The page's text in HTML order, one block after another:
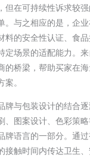
但在可持续性诉求较
。与之相应的是，企
料的安全性认证、食
定场景的适配能力。
的桥梁，帮助买家在
。
牌与包装设计的结合
、图案设计、色彩策
牌语言的一部分。通
接触时间内传达卫生